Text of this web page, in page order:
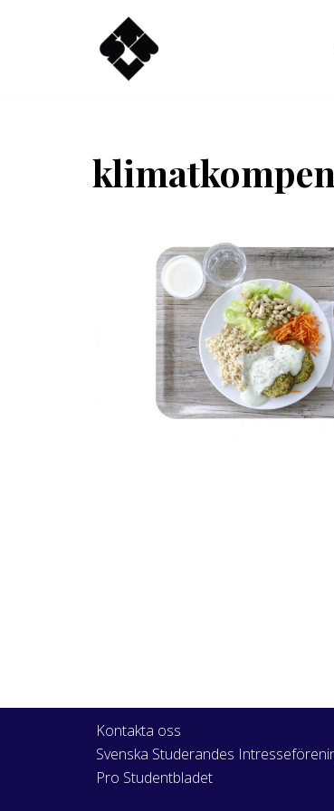
Kontakta oss
Svenska Studerandes
Pro Studentbladet